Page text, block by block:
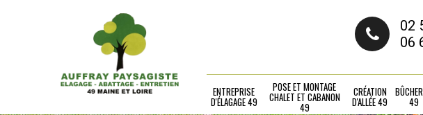
02
06
ENTREPRISE
D'ÉLAGAGE 49
POSE ET MONTAGE
CHALET ET CABANON
49
CRÉATION
D'ALLÉE 49 49